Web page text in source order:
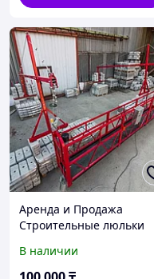
Аренда и Продажа
Строительные люльки
В наличии